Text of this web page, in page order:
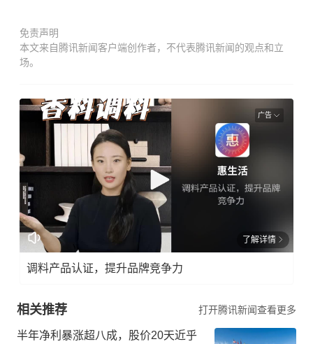
免责声明
本文来自腾讯新闻客户端创作者，不代表腾讯新闻的观点和立
场。
广告
了解详情
调料产品认证，提升品牌竞争力
相关推荐 打开腾讯新闻查看更多
半年净利暴涨超八成，股价20天近乎